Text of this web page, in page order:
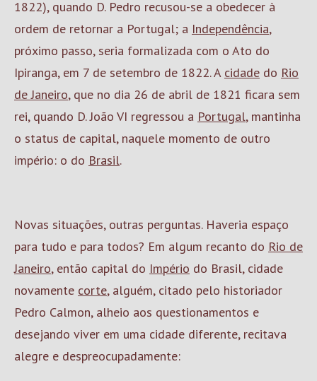
1822), quando D. Pedro recusou-se a obedecer à
ordem de retornar a Portugal; a Independência,
próximo passo, seria formalizada com o Ato do
Ipiranga, em 7 de setembro de 1822. A cidade do Rio
de Janeiro, que no dia 26 de abril de 1821 ficara sem
rei, quando D. João VI regressou a Portugal, mantinha
o status de capital, naquele momento de outro
império: o do Brasil.
Novas situações, outras perguntas. Haveria espaço
para tudo e para todos? Em algum recanto do Rio de
Janeiro, então capital do Império do Brasil, cidade
novamente corte, alguém, citado pelo historiador
Pedro Calmon, alheio aos questionamentos e
desejando viver em uma cidade diferente, recitava
alegre e despreocupadamente: